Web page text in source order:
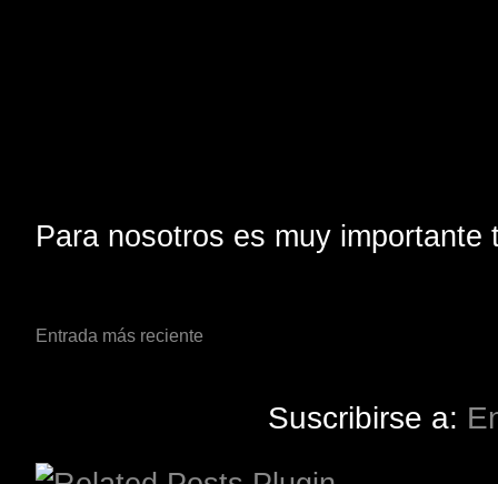
Para nosotros es muy
Entrada más reciente
Suscribirse a: